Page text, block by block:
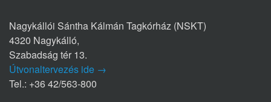
Nagykállói Sántha Kálmán Tagkórház (NSKT)
4320 Nagykálló,
Szabadság tér 13.
Útvonaltervezés ide →
Tel.: +36 42/563-800